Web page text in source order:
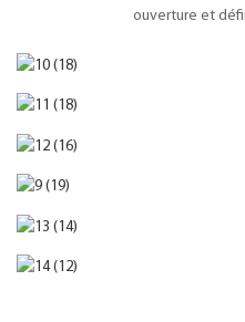
ouverture et